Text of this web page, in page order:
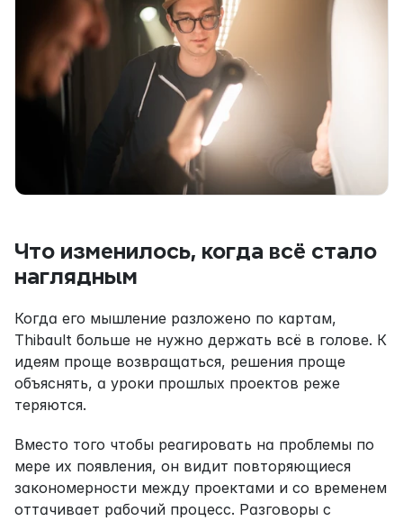
Что изменилось, когда всё стало
наглядным
Когда его мышление разложено по картам,
Thibault больше не нужно держать всё в голове. К
идеям проще возвращаться, решения проще
объяснять, а уроки прошлых проектов реже
теряются.
Вместо того чтобы реагировать на проблемы по
мере их появления, он видит повторяющиеся
закономерности между проектами и со временем
оттачивает рабочий процесс. Разговоры с